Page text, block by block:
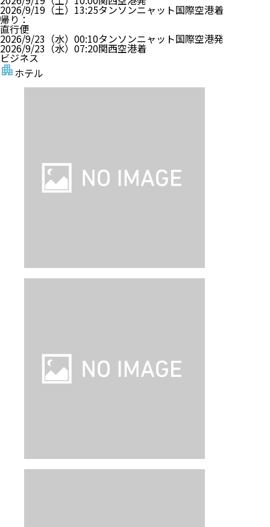
2026/9/19（土） 13:25タンソンニャット国際空港着
帰り ：
直行便
2026/9/23（水） 00:10タンソンニャット国際空港発
2026/9/23（水） 07:20関西空港着
ビジネス
ホテル